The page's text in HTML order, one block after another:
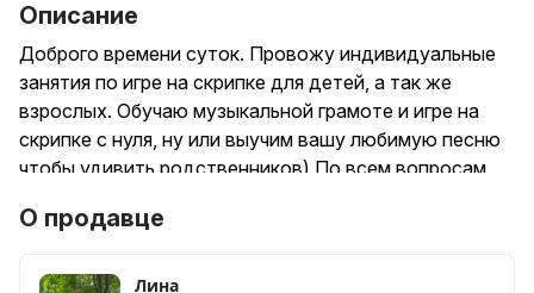
Описание
Доброго времени суток. Провожу индивидуальные
занятия по игре на скрипке для детей, а так же
взрослых. Обучаю музыкальной грамоте и игре на
скрипке с нуля, ну или выучим вашу любимую песню
чтобы удивить родственников) По всем вопросам,
О продавце
Лина